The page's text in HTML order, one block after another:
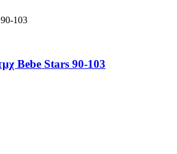
Bebe Stars 90-103